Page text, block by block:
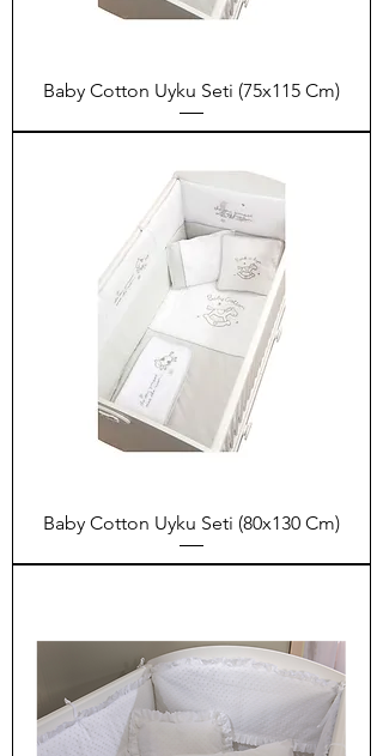
Baby Cotton Uyku Seti (75x115 Cm)
Baby Cotton Uyku Seti (80x130 Cm)